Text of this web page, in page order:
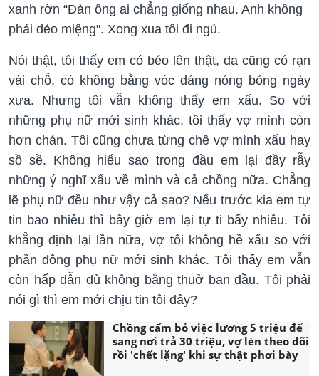
xanh rờn “Đàn ông ai chẳng giống nhau. Anh không
phải dẻo miệng". Xong xua tôi đi ngủ.
Nói thật, tôi thấy em có béo lên thật, da cũng có rạn
vài chỗ, có không bằng vóc dáng nóng bỏng ngày
xưa. Nhưng tôi vẫn không thấy em xấu. So với
những phụ nữ mới sinh khác, tôi thấy vợ mình còn
hơn chán. Tôi cũng chưa từng chê vợ mình xấu hay
sồ sề. Không hiểu sao trong đầu em lại đầy rẫy
những ý nghĩ xấu về mình và cả chồng nữa. Chẳng
lẽ phụ nữ đều như vậy cả sao? Nếu trước kia em tự
tin bao nhiêu thì bây giờ em lại tự ti bấy nhiêu. Tôi
khẳng định lại lần nữa, vợ tôi không hề xấu so với
phần đông phụ nữ mới sinh khác. Tôi thấy em vẫn
còn hấp dẫn dù không bằng thuở ban đầu. Tôi phải
nói gì thì em mới chịu tin tôi đây?
Chồng cấm bỏ việc lương 5 triệu để
sang nơi trả 30 triệu, vợ lén theo dõi
rồi 'chết lặng' khi sự thật phơi bày